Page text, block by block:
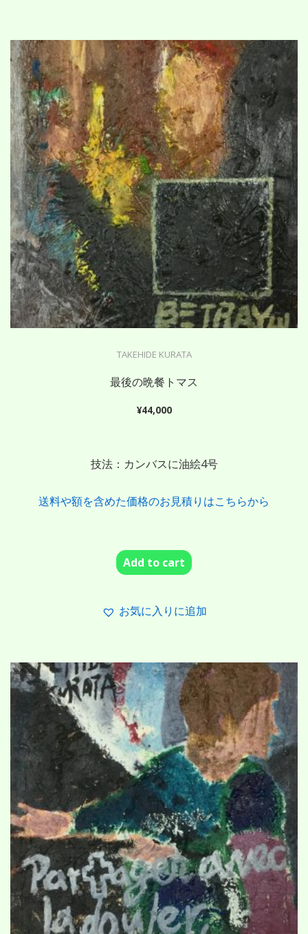
TAKEHIDE KURATA
最後の晩餐トマス
¥44,000
技法：カンバスに油絵4号
送料や額を含めた価格のお見積りはこちらから
Add to cart
お気に入りに追加